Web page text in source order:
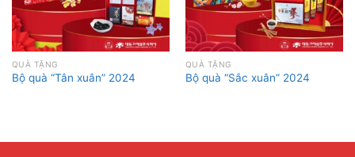
QUÀ TẶNG
Bộ quà “Tân xuân” 2024
QUÀ TẶNG
Bộ quà “Sắc xuân” 2024